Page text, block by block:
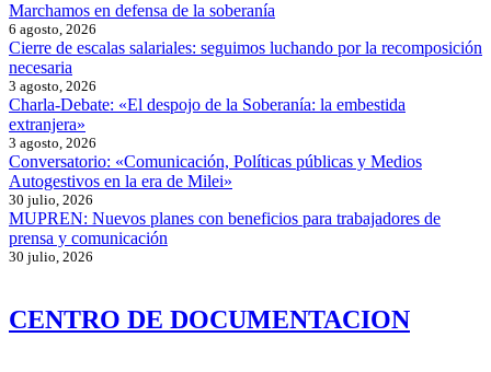
Marchamos en defensa de la soberanía
6 agosto, 2026
Cierre de escalas salariales: seguimos luchando por la recomposición
necesaria
3 agosto, 2026
Charla-Debate: «El despojo de la Soberanía: la embestida
extranjera»
3 agosto, 2026
Conversatorio: «Comunicación, Políticas públicas y Medios
Autogestivos en la era de Milei»
30 julio, 2026
MUPREN: Nuevos planes con beneficios para trabajadores de
prensa y comunicación
30 julio, 2026
CENTRO DE DOCUMENTACION